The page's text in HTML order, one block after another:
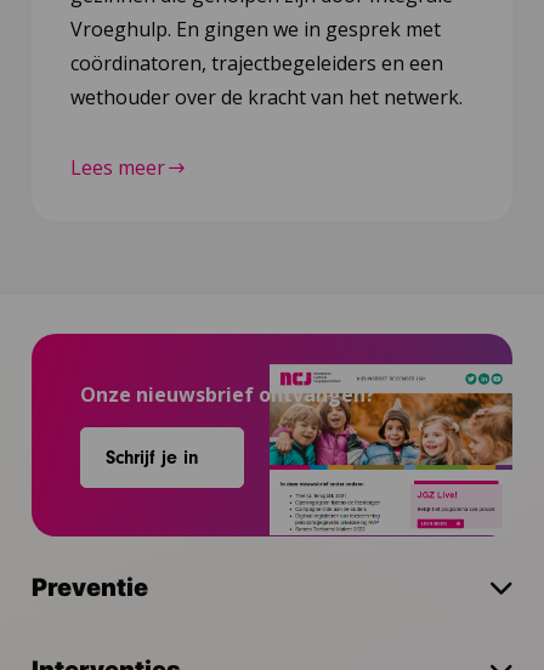
Vroeghulp. En gingen we in gesprek met
coördinatoren, trajectbegeleiders en een
wethouder over de kracht van het netwerk.
Lees meer
Onze nieuwsbrief ontvangen?
Schrijf je in
Preventie